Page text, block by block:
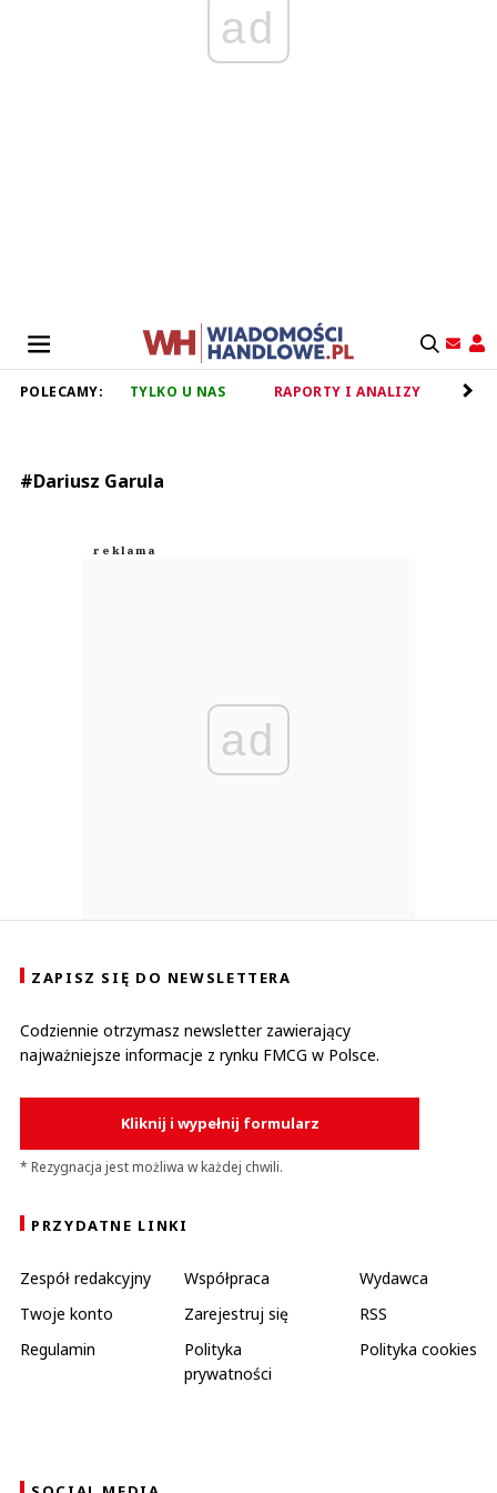
ad
POLECAMY: TYLKO U NAS RAPORTY I ANALIZY
#Dariusz Garula
ad
ZAPISZ SIĘ DO NEWSLETTERA
Codziennie otrzymasz newsletter zawierający
najważniejsze informacje z rynku FMCG w Polsce.
Kliknij i wypełnij formularz
* Rezygnacja jest możliwa w każdej chwili.
PRZYDATNE LINKI
Zespół redakcyjny Współpraca
Wydawca
Twoje konto
Zarejestruj się
RSS
Regulamin
Polityka
prywatności
Polityka cookies